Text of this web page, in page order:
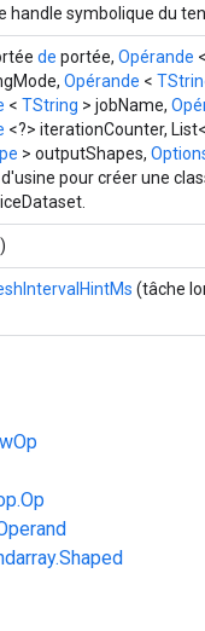
handle symbolique du
de portée, Opérande
Opérande <
< TString > jobName,
<?> iterationCounter,
> outputShapes,
pour créer une
(tâche